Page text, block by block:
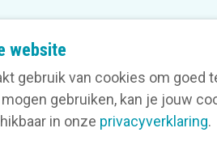
website
gebruik van cookies om goed
gebruiken, kan je jouw
in onze privacyverklaring.
M
a
e
t
a
n
Onze bedrijfsleden